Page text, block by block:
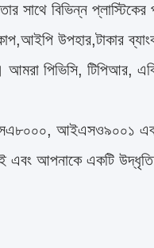
বিভিন্ন প্লাস্টিকের
উপহার,টাকার
আমরা পিভিসি,
এসএ৮০০০, আইএসও৯০০১
এবং আপনাকে একটি উদ্ধৃতি